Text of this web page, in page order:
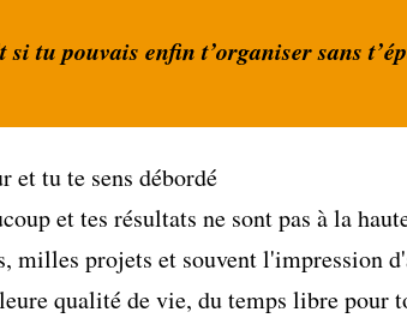
si tu pouvais enfin t’organiser sans
et tu te sens débordé
et tes résultats ne sont pas à la
milles projets et souvent l'impression
qualité de vie, du temps libre pour